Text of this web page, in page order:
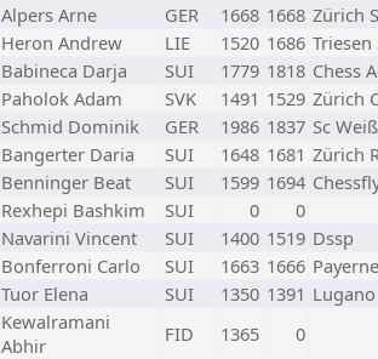
Alpers Arne GER 1668 1668 Zürich
Heron Andrew LIE 1520 1686 Triesen
Babineca Darja SUI 1779 1818 Chess
Paholok Adam SVK 1491 1529 Zürich
Schmid Dominik GER 1986 1837 Sc
Bangerter Daria SUI 1648 1681 Zürich
Benninger Beat SUI 1599 1694
Rexhepi Bashkim SUI 0
0
Navarini Vincent SUI 1400 1519 Dssp
Bonferroni Carlo SUI 1663 1666 Payerne
Tuor Elena SUI 1350 1391 Lugano
Kewalramani
Abhir
FID 1365
0